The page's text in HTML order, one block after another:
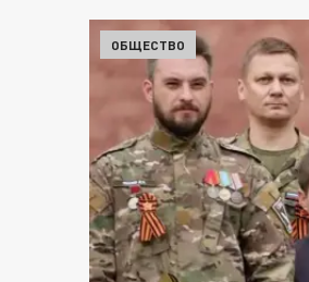
ОБЩЕСТВО